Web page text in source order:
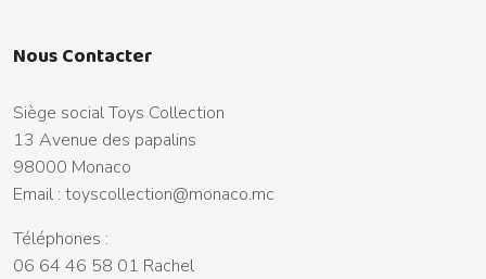
Nous Contacter
Siège social Toys Collection
13 Avenue des papalins
98000 Monaco
Email : toyscollection@monaco.mc
Téléphones :
06 64 46 58 01 Rachel